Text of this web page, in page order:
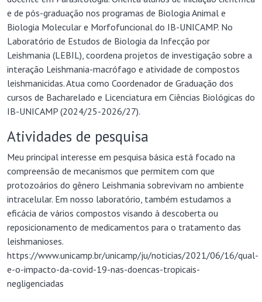
Leishmania (LEBIL), coordena projetos de investigação sobre a
interação Leishmania-macrófago e atividade de compostos
leishmanicidas. Atua como Coordenador de Graduação dos
cursos de Bacharelado e Licenciatura em Ciências Biológicas do
IB-UNICAMP (2024/25-2026/27).
Atividades de pesquisa
Meu principal interesse em pesquisa básica está focado na
protozoários do gênero Leishmania sobrevivam no ambiente
eficácia de vários compostos visando à descoberta ou
reposicionamento de medicamentos para o tratamento das
leishmanioses.
https://www.unicamp.br/unicamp/ju/noticias/2021/06/16/qual-
e-o-impacto-da-covid-19-nas-doencas-tropicais-
negligenciadas
Atividades de ensino
Tenho me dedicado ao ensino da "Parasitologia